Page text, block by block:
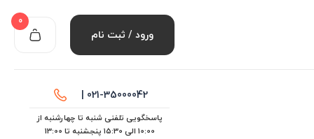
ورود / ثبت نام
0
021-35000042 |
پاسخگویی تلفنی شنبه تا چهارشنبه از
10:00 الی ۱۵:30 پنجشنبه تا 13:00